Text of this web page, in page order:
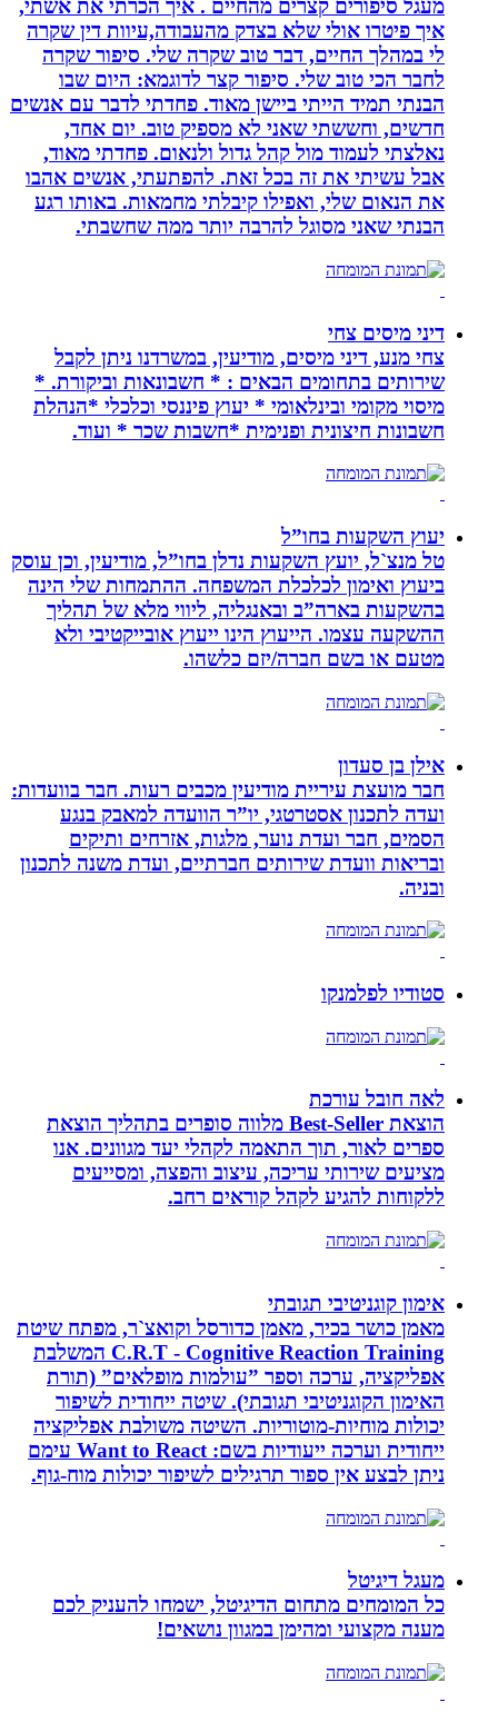
מעגל סיפורים קצרים מהחיים . איך הכרתי את אשתי,
איך פיטרו אולי שלא בצדק מהעבודה,עיוות דין שקרה
לי במהלך החיים, דבר טוב שקרה שלי. סיפור שקרה
לחבר הכי טוב שלי. סיפור קצר לדוגמא: היום שבו
הבנתי תמיד הייתי ביישן מאוד. פחדתי לדבר עם אנשים
חדשים, וחששתי שאני לא מספיק טוב. יום אחד,
נאלצתי לעמוד מול קהל גדול ולנאום. פחדתי מאוד,
אבל עשיתי את זה בכל זאת. להפתעתי, אנשים אהבו
את הנאום שלי, ואפילו קיבלתי מחמאות. באותו רגע
הבנתי שאני מסוגל להרבה יותר ממה שחשבתי.
דיני מיסים צחי
צחי מנע, דיני מיסים, מודיעין, במשרדנו ניתן לקבל
שירותים בתחומים הבאים : * חשבונאות וביקורת. *
מיסוי מקומי ובינלאומי * יעוץ פיננסי וכלכלי *הנהלת
חשבונות חיצונית ופנימית *חשבות שכר * ועוד.
יעוץ השקעות בחו”ל
טל מנצ`ל, יועץ השקעות נדלן בחו”ל, מודיעין, וכן עוסק
ביעוץ ואימון לכלכלת המשפחה. ההתמחות שלי הינה
בהשקעות בארה”ב ובאנגליה, ליווי מלא של תהליך
ההשקעה עצמו. הייעוץ הינו ייעוץ אובייקטיבי ולא
מטעם או בשם חברה/יזם כלשהו.
אילן בן סעדון
חבר מועצת עיריית מודיעין מכבים רעות. חבר בוועדות:
ועדה לתכנון אסטרטגי, יו”ר הוועדה למאבק בנגע
הסמים, חבר ועדת נוער, מלגות, אזרחים ותיקים
ובריאות וועדת שירותים חברתיים, ועדת משנה לתכנון
סטודיו לפלמנקו
לאה חובל עורכת
הוצאת Best-Seller מלווה סופרים בתהליך הוצאת
ספרים לאור, תוך התאמה לקהלי יעד מגוונים. אנו
מציעים שירותי עריכה, עיצוב והפצה, ומסייעים
ללקוחות להגיע לקהל קוראים רחב.
אימון קוגניטיבי תגובתי
מאמן כושר בכיר, מאמן כדורסל וקואצ`ר, מפתח שיטת
C.R.T - Cognitive Reaction Training המשלבת
אפליקציה, ערכה וספר ”עולמות מופלאים” (תורת
האימון הקוגניטיבי תגובתי). שיטה ייחודית לשיפור
יכולות מוחיות-מוטוריות. השיטה משולבת אפליקציה
ייחודית וערכה ייעודיות בשם: Want to React עימם
ניתן לבצע אין ספור תרגילים לשיפור יכולות מוח-גוף.
מעגל דיגיטל
כל המומחים מתחום הדיגיטל, ישמחו להעניק לכם
מענה מקצועי ומהימן במגוון נושאים!